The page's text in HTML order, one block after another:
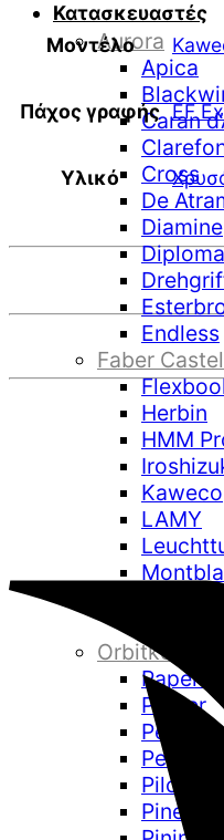
Κατασκευαστές
Aurora
Apica
Caran
Cross
De
Diamine
Endless
Faber
Herbin
HMM
Kaweco
LAMY
Orbitkey
Paper
Parker
Pelikan
Pentel
Pilot
Pineider
Μοντέλο
Πάχος γραφής EF
Υλικό